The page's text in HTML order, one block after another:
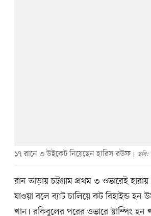
১৭ রানে ৩ উইকেট নিয়েছেন হারিস রউফ
রান তাড়ায় চট্টগ্রাম প্রথম ৩ ওভারেই
যাওয়া বলে ব্যাট চালিয়ে কট বিহাইন্ড
খান। রকিবুলের পরের ওভারে স্টাম্পিং